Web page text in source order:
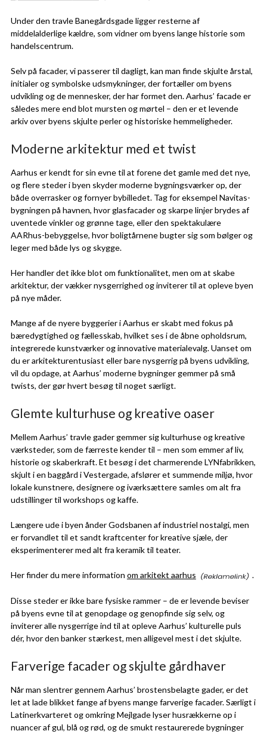
Under den travle Banegårdsgade ligger resterne af
middelalderlige kældre, som vidner om byens lange historie som
handelscentrum.
Selv på facader, vi passerer til dagligt, kan man finde skjulte årstal,
initialer og symbolske udsmykninger, der fortæller om byens
udvikling og de mennesker, der har formet den. Aarhus’ facade er
således mere end blot mursten og mørtel – den er et levende
arkiv over byens skjulte perler og historiske hemmeligheder.
Moderne arkitektur med et twist
Aarhus er kendt for sin evne til at forene det gamle med det nye,
og flere steder i byen skyder moderne bygningsværker op, der
både overrasker og fornyer bybilledet. Tag for eksempel Navitas-
bygningen på havnen, hvor glasfacader og skarpe linjer brydes af
uventede vinkler og grønne tage, eller den spektakulære
AARhus-bebyggelse, hvor boligtårnene bugter sig som bølger og
leger med både lys og skygge.
Her handler det ikke blot om funktionalitet, men om at skabe
arkitektur, der vækker nysgerrighed og inviterer til at opleve byen
på nye måder.
Mange af de nyere byggerier i Aarhus er skabt med fokus på
bæredygtighed og fællesskab, hvilket ses i de åbne opholdsrum,
integrerede kunstværker og innovative materialevalg. Uanset om
du er arkitekturentusiast eller bare nysgerrig på byens udvikling,
vil du opdage, at Aarhus’ moderne bygninger gemmer på små
twists, der gør hvert besøg til noget særligt.
Glemte kulturhuse og kreative oaser
Mellem Aarhus’ travle gader gemmer sig kulturhuse og kreative
værksteder, som de færreste kender til – men som emmer af liv,
historie og skaberkraft. Et besøg i det charmerende LYNfabrikken,
skjult i en baggård i Vestergade, afslører et summende miljø, hvor
lokale kunstnere, designere og iværksættere samles om alt fra
udstillinger til workshops og kaffe.
Længere ude i byen ånder Godsbanen af industriel nostalgi, men
er forvandlet til et sandt kraftcenter for kreative sjæle, der
eksperimenterer med alt fra keramik til teater.
Her finder du mere information om arkitekt aarhus .
Disse steder er ikke bare fysiske rammer – de er levende beviser
på byens evne til at genopdage og genopfinde sig selv, og
inviterer alle nysgerrige ind til at opleve Aarhus’ kulturelle puls
dér, hvor den banker stærkest, men alligevel mest i det skjulte.
Farverige facader og skjulte gårdhaver
Når man slentrer gennem Aarhus’ brostensbelagte gader, er det
let at lade blikket fange af byens mange farverige facader. Særligt i
Latinerkvarteret og omkring Mejlgade lyser husrækkerne op i
nuancer af gul, blå og rød, og de smukt restaurerede bygninger